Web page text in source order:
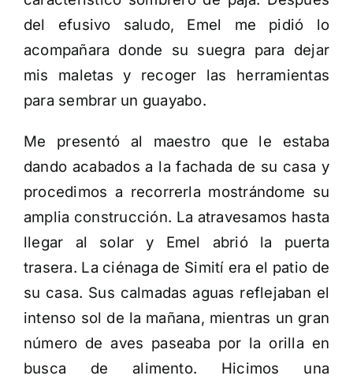
del efusivo saludo, Emel me pidió lo
acompañara donde su suegra para dejar
mis maletas y recoger las herramientas
para sembrar un guayabo.
Me presentó al maestro que le estaba
dando acabados a la fachada de su casa y
procedimos a recorrerla mostrándome su
amplia construcción. La atravesamos hasta
llegar al solar y Emel abrió la puerta
trasera. La ciénaga de Simití era el patio de
su casa. Sus calmadas aguas reflejaban el
intenso sol de la mañana, mientras un gran
número de aves paseaba por la orilla en
busca de alimento. Hicimos una